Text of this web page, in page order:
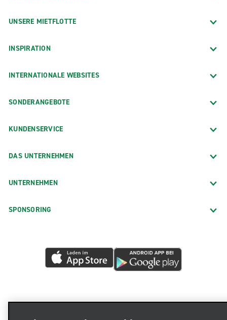
UNSERE MIETFLOTTE
INSPIRATION
INTERNATIONALE WEBSITES
SONDERANGEBOTE
KUNDENSERVICE
DAS UNTERNEHMEN
UNTERNEHMEN
SPONSORING